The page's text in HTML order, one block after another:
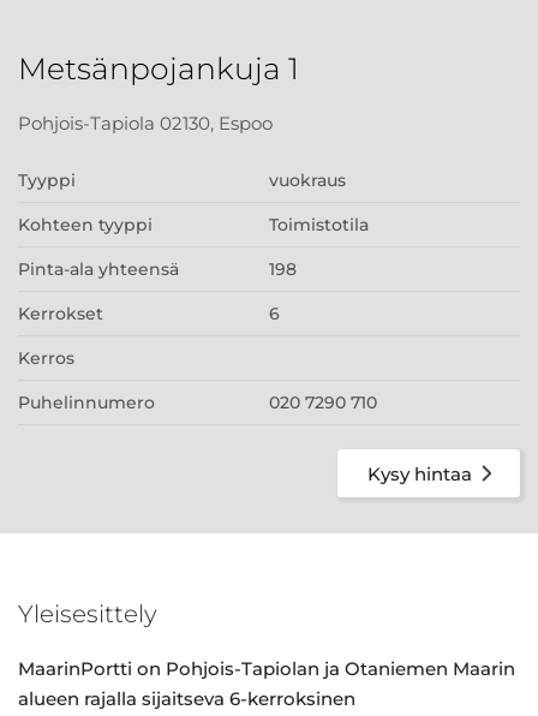
Metsänpojankuja 1
Pohjois-Tapiola 02130, Espoo
Tyyppi vuokraus
Kohteen tyyppi Toimistotila
Pinta-ala yhteensä 198
Kerrokset 6
Kerros
Puhelinnumero 020 7290 710
Kysy hintaa
Yleisesittely
MaarinPortti on Pohjois-Tapiolan ja Otaniemen Maarin
alueen rajalla sijaitseva 6-kerroksinen